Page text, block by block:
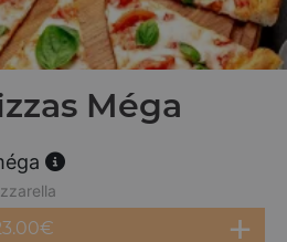
Méga
€